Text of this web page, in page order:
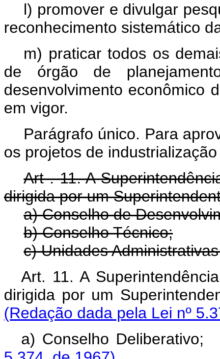
l) promover e divulgar
reconhecimento sistemático
m) praticar todos os
de órgão de
desenvolvimento econômico
em vigor.
Parágrafo único. Para
os projetos de
Art . 11. A
dirigida por um
a) Conselho de
b) Conselho Técnico;
c) Unidades
Art. 11. A
dirigida por um
(Redação dada pela Lei nº
a) Conselho